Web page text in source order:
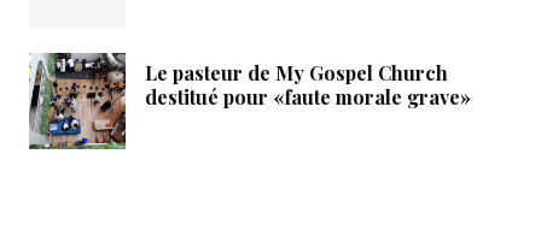
Le pasteur de My Gospel Church
destitué pour «faute morale grave»